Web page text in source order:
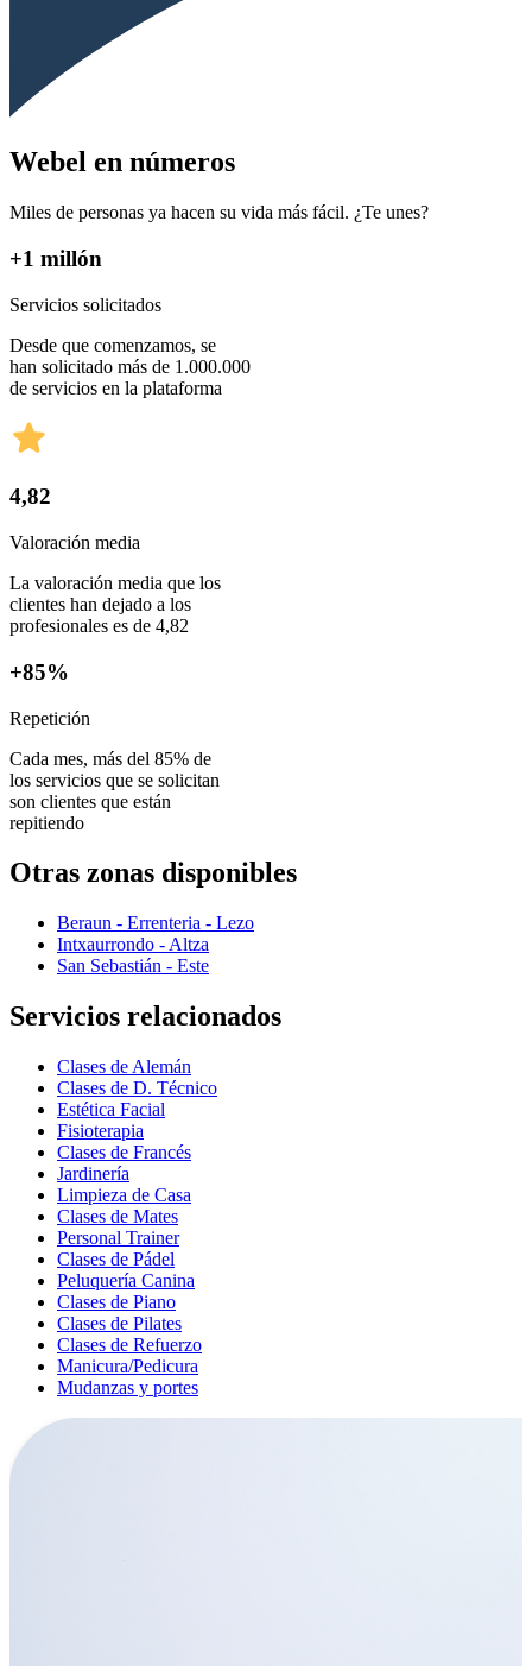
Webel en números
Miles de personas ya hacen su vida más fácil. ¿Te unes?
+1 millón
Servicios solicitados
Desde que comenzamos, se
han solicitado más de 1.000.000
de servicios en la plataforma
4,82
Valoración media
La valoración media que los
clientes han dejado a los
profesionales es de 4,82
+85%
Repetición
Cada mes, más del 85% de
los servicios que se solicitan
son clientes que están
repitiendo
Otras zonas disponibles
Beraun - Errenteria - Lezo
Intxaurrondo - Altza
San Sebastián - Este
Servicios relacionados
Clases de Alemán
Clases de D. Técnico
Estética Facial
Fisioterapia
Clases de Francés
Jardinería
Limpieza de Casa
Clases de Mates
Personal Trainer
Clases de Pádel
Peluquería Canina
Clases de Piano
Clases de Pilates
Clases de Refuerzo
Manicura/Pedicura
Mudanzas y portes